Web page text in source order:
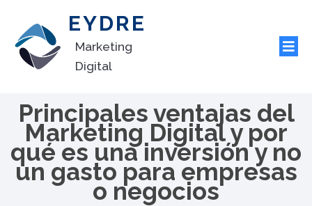
EYDRE
Marketing
Digital
Principales ventajas del
Marketing Digital y por
qué es una inversión y no
un gasto para empresas
o negocios